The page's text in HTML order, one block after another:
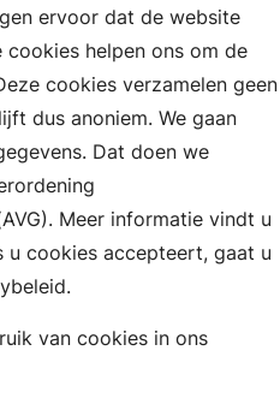
ervoor dat de website
helpen ons om de
cookies verzamelen geen
dus anoniem. We gaan
Dat doen we
Meer informatie vindt u
u cookies accepteert, gaat u
van cookies in ons
Servicenormen